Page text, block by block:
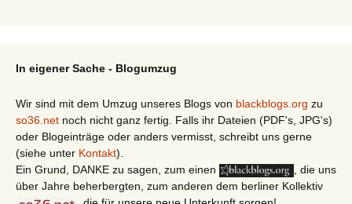
In eigener Sache - Blogumzug
Wir sind mit dem Umzug unseres Blogs von blackblogs.org zu
so36.net noch nicht ganz fertig. Falls ihr Dateien (PDF's, JPG's)
oder Blogeinträge oder anders vermisst, schreibt uns gerne
(siehe unter Kontakt).
Ein Grund, DANKE zu sagen, zum einen
, die uns
über Jahre beherbergten, zum anderen dem berliner Kollektiv